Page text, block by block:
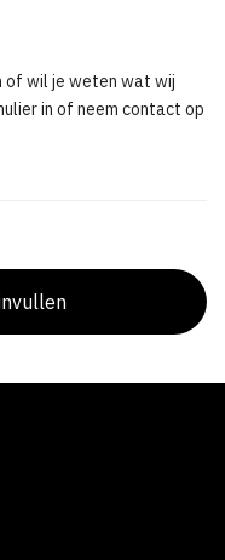
of wil je weten wat wij
in of neem contact op